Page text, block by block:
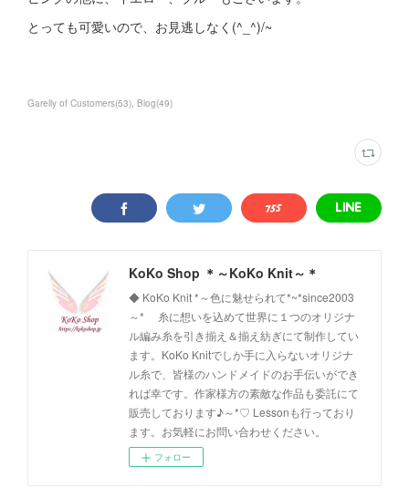
とっても可愛いので、お見逃しなく(^_^)/~
Garelly of Customers(53) Blog(49)
KoKo Shop ＊～KoKo Knit～＊
◆ KoKo Knit *～色に魅せられて*~*since2003
～* 糸に想いを込めて世界に１つのオリジナ
ル編み糸を引き揃え＆揃え紡ぎにて制作してい
ます。KoKo Knitでしか手に入らないオリジナ
ル糸で、皆様のハンドメイドのお手伝いができ
れば幸です。作家様方の素敵な作品も委託にて
販売しております♪～*♡ Lessonも行っており
ます。お気軽にお問い合わせください。
フォロー